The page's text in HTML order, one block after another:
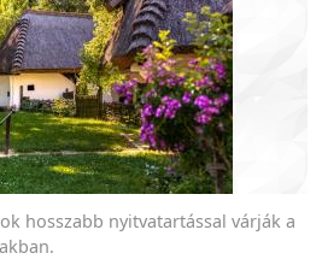
hosszabb nyitvatartással várják a